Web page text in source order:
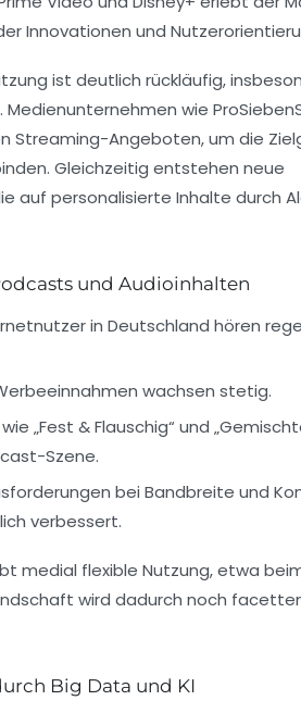
Innovationen und
ist deutlich rückläufig,
wie
Streaming-Angeboten, um die
Gleichzeitig entstehen neue
auf personalisierte Inhalte durch
und Audioinhalten
in Deutschland hören
wachsen stetig.
„Fest & Flauschig“ und
Szene.
bei Bandbreite und
verbessert.
medial flexible Nutzung, etwa
wird dadurch noch
Big Data und KI